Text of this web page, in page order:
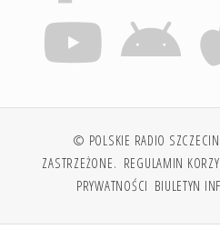
© POLSKIE RADIO
ZASTRZEŻONE. REGULAMIN
PRYWATNOŚCI BIULETYN